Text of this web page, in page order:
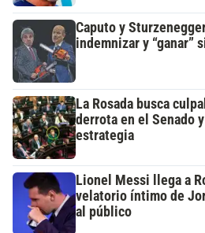
Caputo y
indemnizar y “ganar”
La Rosada busca
derrota en el Senado
estrategia
Lionel Messi llega a
velatorio íntimo de
al público